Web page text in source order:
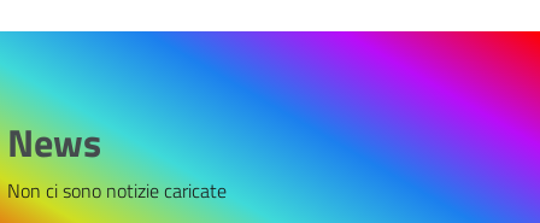
News
Non ci sono notizie caricate